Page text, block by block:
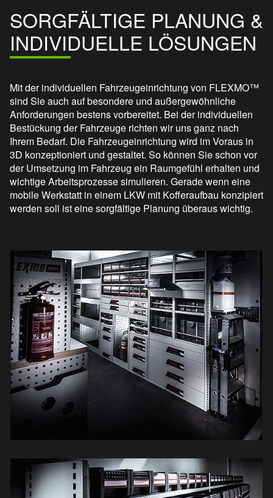
SORGFÄLTIGE PLANUNG &
INDIVIDUELLE LÖSUNGEN
Mit der individuellen Fahrzeugeinrichtung von FLEXMO™
sind Sie auch auf besondere und außergewöhnliche
Anforderungen bestens vorbereitet. Bei der individuellen
Bestückung der Fahrzeuge richten wir uns ganz nach
Ihrem Bedarf. Die Fahrzeugeinrichtung wird im Voraus in
3D konzeptioniert und gestaltet. So können Sie schon vor
der Umsetzung im Fahrzeug ein Raumgefühl erhalten und
wichtige Arbeitsprozesse simulieren. Gerade wenn eine
mobile Werkstatt in einem LKW mit Kofferaufbau konzipiert
werden soll ist eine sorgfältige Planung überaus wichtig.